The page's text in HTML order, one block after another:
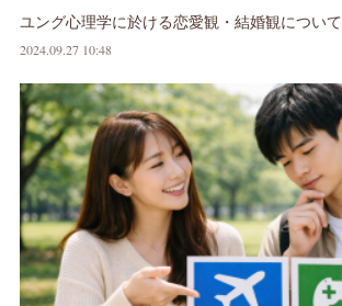
ユング心理学に於ける恋愛観・結婚観について
2024.09.27 10:48